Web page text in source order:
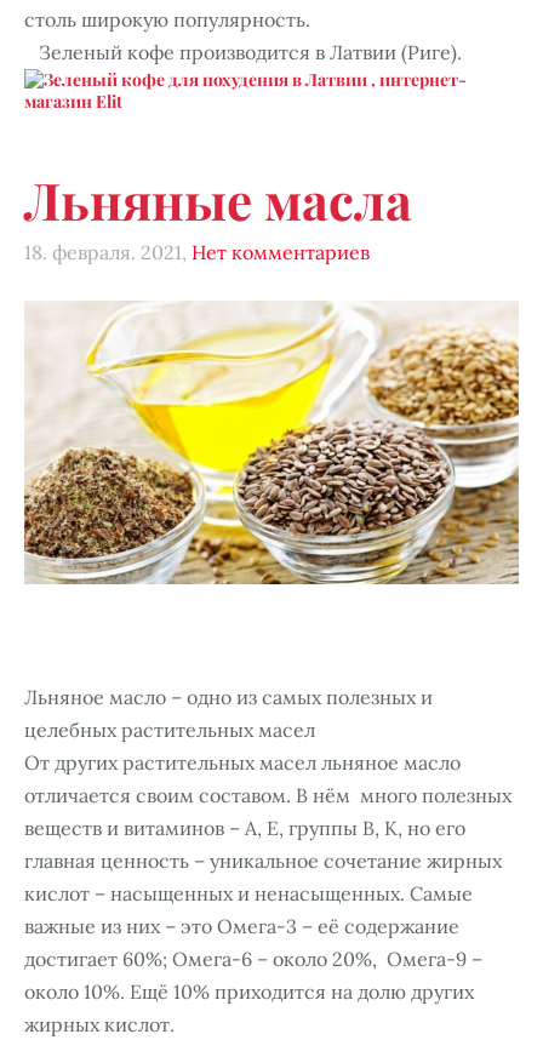
столь широкую популярность.
Зеленый кофе производится в Латвии (Риге).
Льняные масла
18. февраля. 2021, Нет комментариев
Льняное масло – одно из самых полезных и
целебных растительных масел
От других растительных масел льняное масло
отличается своим составом. В нём много полезных
веществ и витаминов – А, Е, группы В, К, но его
главная ценность – уникальное сочетание жирных
кислот – насыщенных и ненасыщенных. Самые
важные из них – это Омега-3 – её содержание
достигает 60%; Омега-6 – около 20%, Омега-9 –
около 10%. Ещё 10% приходится на долю других
жирных кислот.